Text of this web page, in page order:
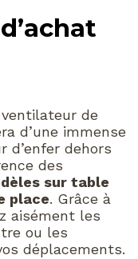
de
d’une immense
d’enfer dehors
des
sur table
place. Grâce à
aisément les
ou les
déplacements.